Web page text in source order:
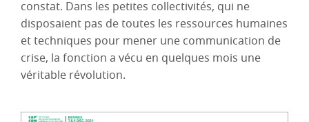
constat. Dans les petites collectivités, qui ne
disposaient pas de toutes les ressources humaines
et techniques pour mener une communication de
crise, la fonction a vécu en quelques mois une
véritable révolution.